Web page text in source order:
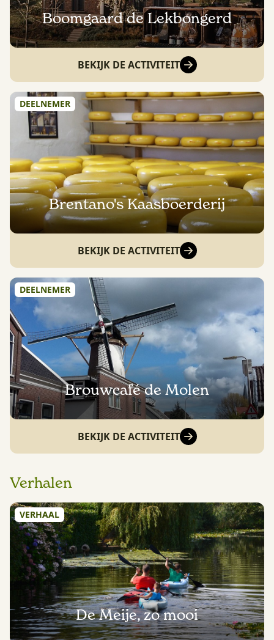
Boomgaard de Lekbongerd
BEKIJK DE ACTIVITEIT
DEELNEMER
Brentano's Kaasboerderij
BEKIJK DE ACTIVITEIT
DEELNEMER
Brouwcafé de Molen
BEKIJK DE ACTIVITEIT
Verhalen
VERHAAL
De Meije, zo mooi